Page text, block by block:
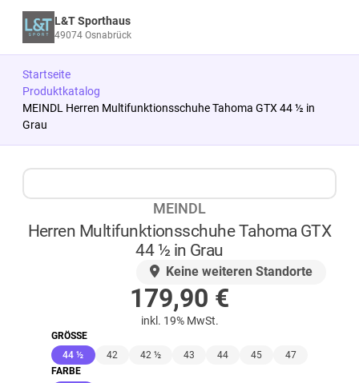
L&T Sporthaus
49074 Osnabrück
Startseite
Produktkatalog
MEINDL Herren Multifunktionsschuhe Tahoma GTX 44 ½ in
Grau
MEINDL
Herren Multifunktionsschuhe Tahoma GTX
44 ½ in Grau
Keine weiteren Standorte
179,90 €
inkl. 19% MwSt.
GRÖSSE
44 ½(ausgewählt)
42 42 ½ 43 44 45
47
FARBE